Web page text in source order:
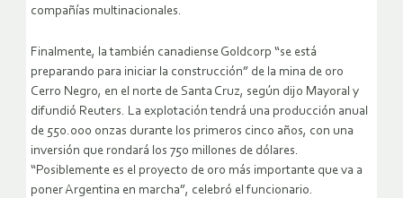
compañías multinacionales.
Finalmente, la también canadiense Goldcorp “se está
preparando para iniciar la construcción” de la mina de oro
Cerro Negro, en el norte de Santa Cruz, según dijo Mayoral y
difundió Reuters. La explotación tendrá una producción anual
de 550.000 onzas durante los primeros cinco años, con una
inversión que rondará los 750 millones de dólares.
“Posiblemente es el proyecto de oro más importante que va a
poner Argentina en marcha”, celebró el funcionario.